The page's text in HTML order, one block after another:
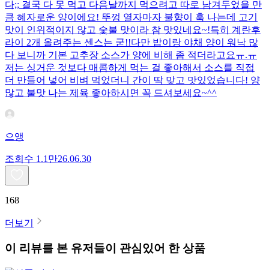
다;; 결국 다 못 먹고 다음날까지 먹으려고 따로 남겨두었을 만
큼 혜자로운 양이에요! 뚜껑 열자마자 불향이 훅 나는데 고기
맛이 인위적이지 않고 숯불 맛이라 참 맛있네요~!특히 계란후
라이 2개 올려주는 센스는 굳!! ​다만 밥이랑 야채 양이 워낙 많
다 보니까 기본 고추장 소스가 양에 비해 좀 적더라고요ㅠ.ㅠ
저는 싱거운 것보다 매콤하게 먹는 걸 좋아해서 소스를 직접
더 만들어 넣어 비벼 먹었더니 간이 딱 맞고 맛있었습니다! 양
많고 불맛 나는 제육 좋아하시면 꼭 드셔보세요~^^
으앵
조회수 1.1만26.06.30
168
더보기
이 리뷰를 본 유저들이 관심있어 한 상품